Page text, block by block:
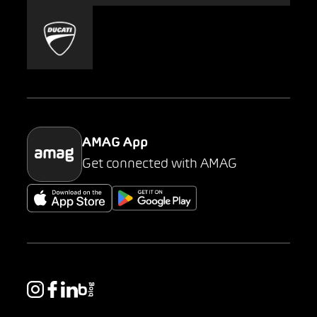
Mobility-as-a-Service
Parking
AMAG App
Get connected with AMAG